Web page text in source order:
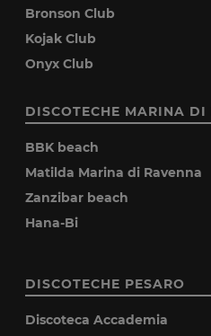
Bronson Club
Kojak Club
Onyx Club
DISCOTECHE MARINA DI
BBK beach
Matilda Marina di Ravenna
Zanzibar beach
Hana-Bi
DISCOTECHE PESARO
Discoteca Accademia